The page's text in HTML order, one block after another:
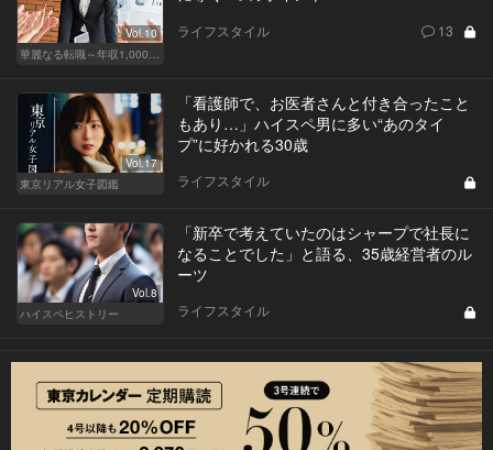
Vol.10
華麗なる転職～年収1,000万超の道～
ライフスタイル 13
Vol.17
東京リアル女子図鑑
「看護師で、お医者さんと付き合ったこと
もあり…」ハイスペ男に多い“あのタイ
プ”に好かれる30歳
ライフスタイル
Vol.8
ハイスペヒストリー
「新卒で考えていたのはシャープで社長に
なることでした」と語る、35歳経営者のル
ーツ
ライフスタイル